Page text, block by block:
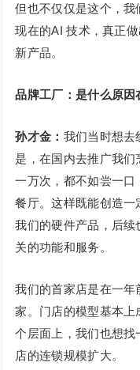
但也不仅仅是这个，
现在的AI 技术，真正
新产品。
品牌工厂：是什么原因
孙才金： 我们当时想去
是，在国内去推广我
一万次，都不如尝一
餐厅。这样既能创造一
我们的硬件产品，后
关的功能和服务。
我们的首家店是在一年
家。门店的模型基本
个层面上，我们也想
店的连锁规模扩大。